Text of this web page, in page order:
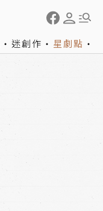
迷創作 星劇點